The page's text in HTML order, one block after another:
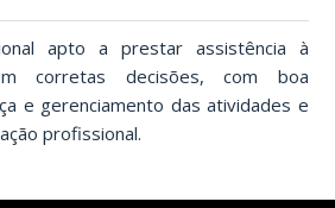
apto a prestar assistência à
corretas decisões, com boa
e gerenciamento das atividades e
profissional.